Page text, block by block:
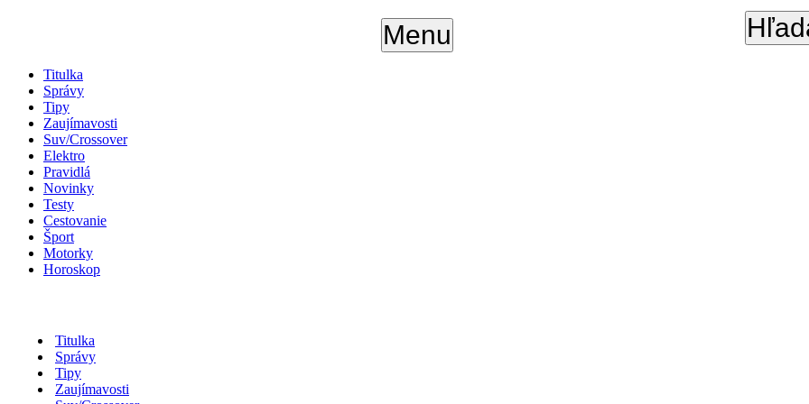
Menu
Titulka
Správy
Tipy
Zaujímavosti
Suv/Crossover
Elektro
Pravidlá
Novinky
Testy
Cestovanie
Šport
Motorky
Horoskop
Titulka
Správy
Tipy
Zaujímavosti